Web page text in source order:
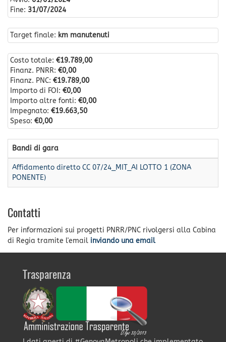
Fine: 31/07/2024
Target finale: km manutenuti
Costo totale: €19.789,00
Finanz. PNRR: €0,00
Finanz. PNC: €19.789,00
Importo di FOI: €0,00
Importo altre fonti: €0,00
Impegnato: €19.663,50
Speso: €0,00
Bandi di gara
Affidamento diretto CC 07/24_MIT_AI LOTTO 1 (ZONA
PONENTE)
Contatti
Per informazioni sui progetti PNRR/PNC rivolgersi alla Cabina
di Regia tramite l'email inviando una email
Trasparenza